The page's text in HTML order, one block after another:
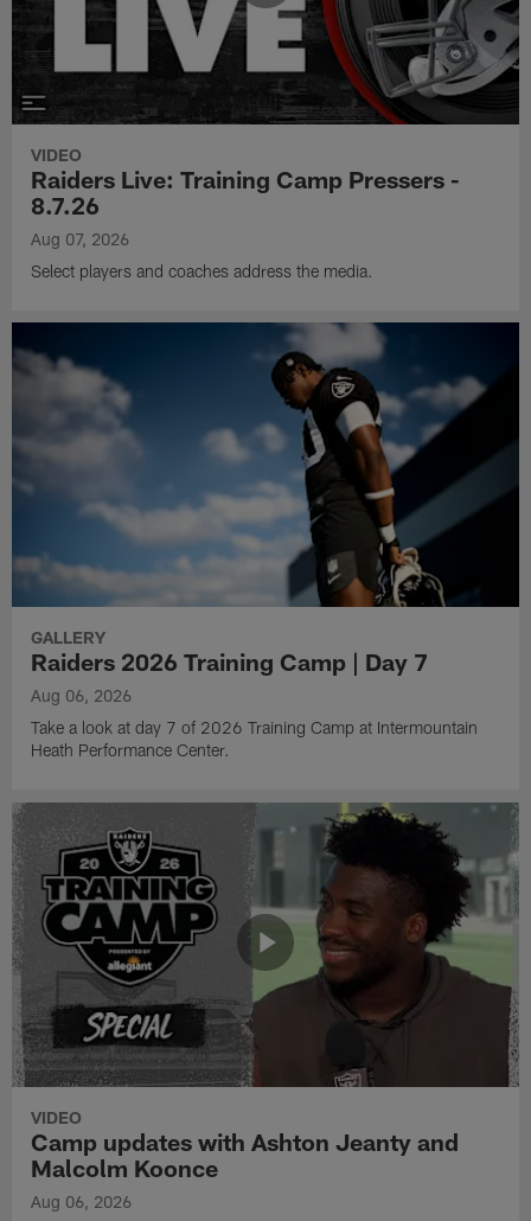
VIDEO
Raiders Live: Training Camp Pressers -
8.7.26
Aug 07, 2026
Select players and coaches address the media.
GALLERY
Raiders 2026 Training Camp | Day 7
Aug 06, 2026
Take a look at day 7 of 2026 Training Camp at Intermountain
Heath Performance Center.
VIDEO
Camp updates with Ashton Jeanty and
Malcolm Koonce
Aug 06, 2026